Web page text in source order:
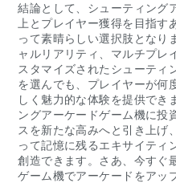
結論として、シューティング
上とプレイヤー獲得を目指す
って素晴らしい選択肢となり
ャルリアリティ、マルチプレ
スタマイズされたシューティ
を選んでも、プレイヤーが何
しく魅力的な体験を提供でき
ングアーケードゲーム機に投
スを新たな高みへと引き上げ
って記憶に残るエキサイティ
創造できます。さあ、今すぐ
ゲーム機でアーケードをアッ